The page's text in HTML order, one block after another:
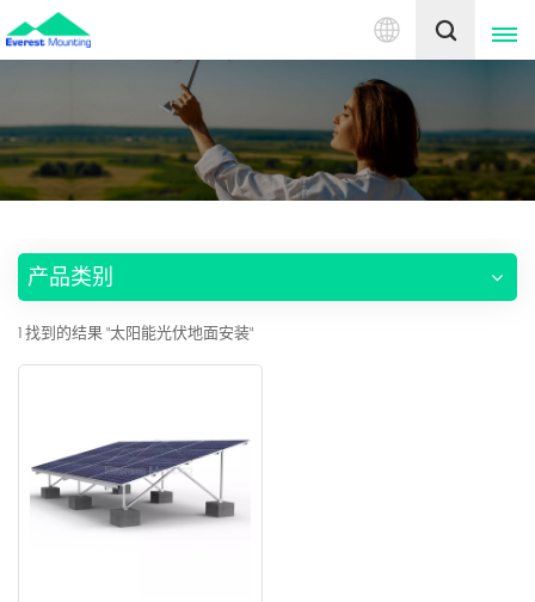
中
English
中文
产品类别
1 找到的结果 "太阳能光伏地面安装"